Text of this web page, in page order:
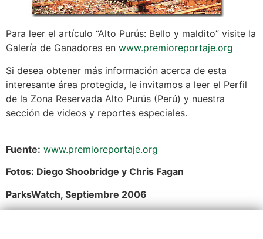
Para leer el artículo “Alto Purús: Bello y maldito” visite la
Galería de Ganadores en www.premioreportaje.org
Si desea obtener más información acerca de esta
interesante área protegida, le invitamos a leer el Perfil
de la Zona Reservada Alto Purús (Perú) y nuestra
sección de videos y reportes especiales.
Fuente: www.premioreportaje.org
Fotos: Diego Shoobridge y Chris Fagan
ParksWatch, Septiembre 2006